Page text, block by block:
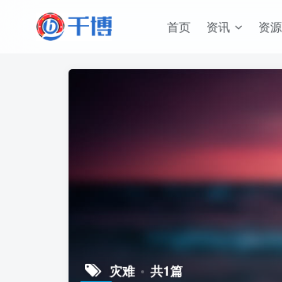
首页 资讯 资
灾难 共1篇